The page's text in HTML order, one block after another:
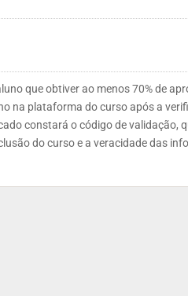
que obtiver ao menos 70% de
na plataforma do curso após a
constará o código de validação,
do curso e a veracidade das